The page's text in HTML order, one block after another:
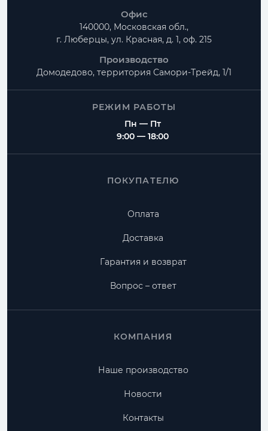
Офис
140000, Московская обл.,
г. Люберцы, ул. Красная, д. 1, оф. 215
Производство
Домодедово, территория Самори-Трейд, 1/1
РЕЖИМ РАБОТЫ
Пн — Пт
9:00 — 18:00
ПОКУПАТЕЛЮ
Оплата
Доставка
Гарантия и возврат
Вопрос – ответ
КОМПАНИЯ
Наше производство
Новости
Контакты